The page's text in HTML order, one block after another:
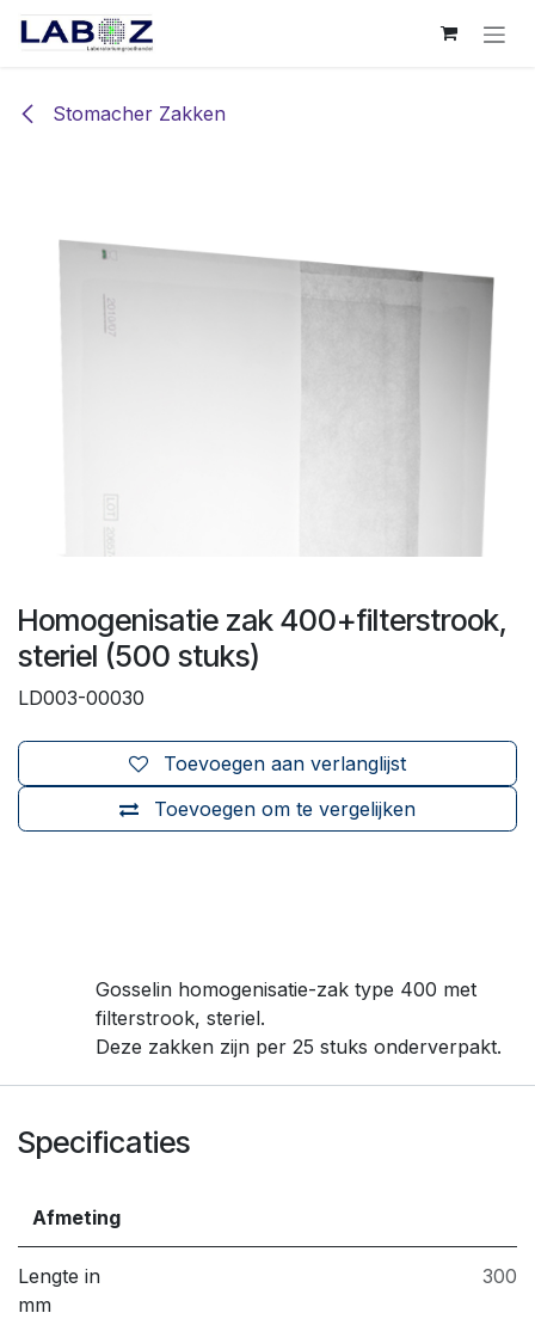
Overslaan naar inhoud
Stomacher Zakken
Homogenisatie zak 400+filterstrook,
steriel (500 stuks)
LD003-00030
Toevoegen om te vergelijken
Toevoegen aan verlanglijst
Gosselin homogenisatie-zak type 400 met
filterstrook, steriel.
Deze zakken zijn per 25 stuks onderverpakt.
Specificaties
Afmeting
Lengte in
mm
300